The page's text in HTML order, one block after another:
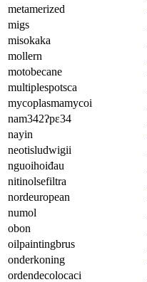
metamerized
migs
misokaka
mollern
motobecane
multiplespotsca
mycoplasmamycoi
nam342ʔpɛ34
nayin
neotisludwigii
nguoihoiđau
nitinolsefiltra
nordeuropean
numol
obon
oilpaintingbrus
onderkoning
ordendecolocaci